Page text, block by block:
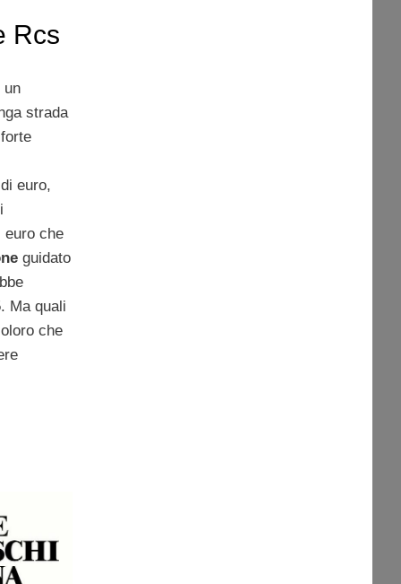
Rcs
strada
euro,
euro che
guidato
Ma quali
che